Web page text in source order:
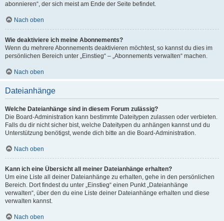
abonnieren“, der sich meist am Ende der Seite befindet.
Nach oben
Wie deaktiviere ich meine Abonnements?
Wenn du mehrere Abonnements deaktivieren möchtest, so kannst du dies im
persönlichen Bereich unter „Einstieg“ – „Abonnements verwalten“ machen.
Nach oben
Dateianhänge
Welche Dateianhänge sind in diesem Forum zulässig?
Die Board-Administration kann bestimmte Dateitypen zulassen oder verbieten.
Falls du dir nicht sicher bist, welche Dateitypen du anhängen kannst und du
Unterstützung benötigst, wende dich bitte an die Board-Administration.
Nach oben
Kann ich eine Übersicht all meiner Dateianhänge erhalten?
Um eine Liste all deiner Dateianhänge zu erhalten, gehe in den persönlichen
Bereich. Dort findest du unter „Einstieg“ einen Punkt „Dateianhänge
verwalten“, über den du eine Liste deiner Dateianhänge erhalten und diese
verwalten kannst.
Nach oben